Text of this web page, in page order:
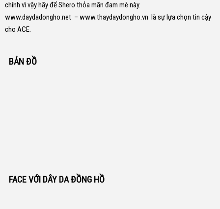
chính vì vậy hãy để Shero thỏa mãn đam mê này.
www.daydadongho.net – www.thaydaydongho.vn là sự lựa chọn tin cậy
cho ACE.
BẢN ĐỒ
FACE VỚI DÂY DA ĐỒNG HỒ